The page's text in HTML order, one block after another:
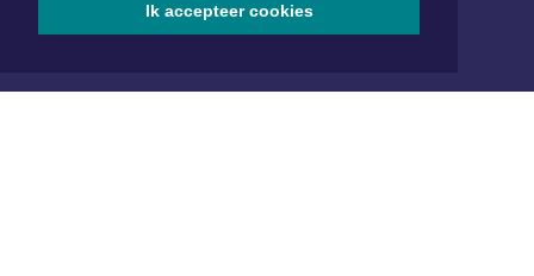
Ik accepteer cookies